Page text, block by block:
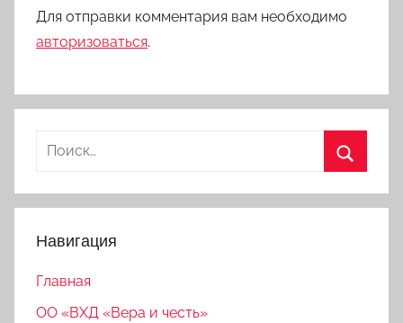
Для отправки комментария вам необходимо
авторизоваться.
Найти:
Навигация
Главная
ОО «ВХД «Вера и честь»